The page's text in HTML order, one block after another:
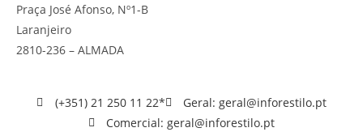
Praça José Afonso, Nº1-B
Laranjeiro
2810-236 – ALMADA
(+351) 21 250 11 22*
Geral: geral@inforestilo.pt
Comercial: geral@inforestilo.pt